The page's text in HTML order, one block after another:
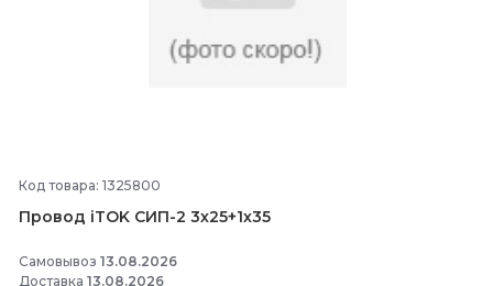
Код товара: 1325800
Провод iTOK СИП-2 3х25+1х35
Самовывоз 13.08.2026
Доставка 13.08.2026